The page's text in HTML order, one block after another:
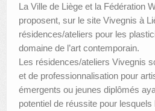
La Ville de Liège et la Fédération
proposent, sur le site Vivegnis à
résidences/ateliers pour les
domaine de l’art contemporain.
Les résidences/ateliers Vivegnis
et de professionnalisation pour
émergents ou jeunes diplômés
potentiel de réussite pour